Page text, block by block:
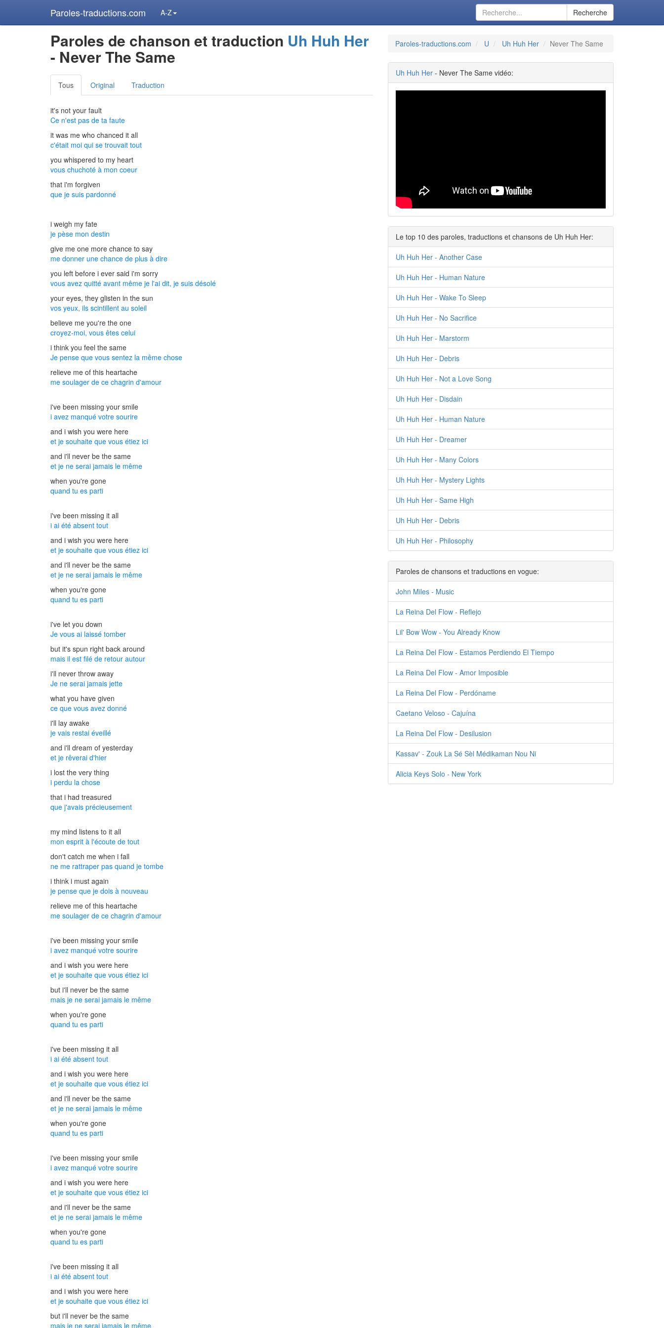
Paroles-traductions.com A-Z Recherche
Paroles de chanson et traduction Uh Huh Her
- Never The Same
Tous Original Traduction
it's not your fault
Ce n'est pas de ta faute
it was me who chanced it all
c'était moi qui se trouvait tout
you whispered to my heart
vous chuchoté à mon coeur
that i'm forgiven
que je suis pardonné
i weigh my fate
je pèse mon destin
give me one more chance to say
me donner une chance de plus à dire
you left before i ever said i'm sorry
vous avez quitté avant même je l'ai dit, je suis désolé
your eyes, they glisten in the sun
vos yeux, ils scintillent au soleil
believe me you're the one
croyez-moi, vous êtes celui
i think you feel the same
Je pense que vous sentez la même chose
relieve me of this heartache
me soulager de ce chagrin d'amour
i've been missing your smile
i avez manqué votre sourire
and i wish you were here
et je souhaite que vous étiez ici
and i'll never be the same
et je ne serai jamais le même
when you're gone
quand tu es parti
i've been missing it all
i ai été absent tout
and i wish you were here
et je souhaite que vous étiez ici
and i'll never be the same
et je ne serai jamais le même
when you're gone
quand tu es parti
i've let you down
Je vous ai laissé tomber
but it's spun right back around
mais il est filé de retour autour
i'll never throw away
Je ne serai jamais jette
what you have given
ce que vous avez donné
i'll lay awake
je vais restai éveillé
and i'll dream of yesterday
et je rêverai d'hier
i lost the very thing
i perdu la chose
that i had treasured
que j'avais précieusement
my mind listens to it all
mon esprit à l'écoute de tout
don't catch me when i fall
ne me rattraper pas quand je tombe
i think i must again
je pense que je dois à nouveau
relieve me of this heartache
me soulager de ce chagrin d'amour
i've been missing your smile
i avez manqué votre sourire
and i wish you were here
et je souhaite que vous étiez ici
but i'll never be the same
mais je ne serai jamais le même
when you're gone
quand tu es parti
i've been missing it all
i ai été absent tout
and i wish you were here
et je souhaite que vous étiez ici
and i'll never be the same
et je ne serai jamais le même
when you're gone
quand tu es parti
i've been missing your smile
i avez manqué votre sourire
and i wish you were here
et je souhaite que vous étiez ici
and i'll never be the same
et je ne serai jamais le même
when you're gone
quand tu es parti
i've been missing it all
i ai été absent tout
and i wish you were here
et je souhaite que vous étiez ici
but i'll never be the same
mais je ne serai jamais le même
Paroles-traductions.com U Uh Huh Her Never The Same
Uh Huh Her- Never The Same vidéo:
Le top 10 des paroles, traductions et chansons de Uh Huh Her:
Uh Huh Her - Another Case
Uh Huh Her - Human Nature
Uh Huh Her - Wake To Sleep
Uh Huh Her - No Sacrifice
Uh Huh Her - Marstorm
Uh Huh Her - Debris
Uh Huh Her - Not a Love Song
Uh Huh Her - Disdain
Uh Huh Her - Human Nature
Uh Huh Her - Dreamer
Uh Huh Her - Many Colors
Uh Huh Her - Mystery Lights
Uh Huh Her - Same High
Uh Huh Her - Debris
Uh Huh Her - Philosophy
Paroles de chansons et traductions en vogue:
John Miles - Music
La Reina Del Flow - Reflejo
Lil' Bow Wow - You Already Know
La Reina Del Flow - Estamos Perdiendo El Tiempo
La Reina Del Flow - Amor Imposible
La Reina Del Flow - Perdóname
Caetano Veloso - Cajuína
La Reina Del Flow - Desilusion
Kassav' - Zouk La Sé Sèl Médikaman Nou Ni
Alicia Keys Solo - New York